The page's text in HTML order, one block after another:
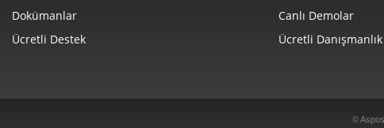
Dokümanlar
Canlı Demolar
Ücretli Destek
Ücretli Danışmanlık
©